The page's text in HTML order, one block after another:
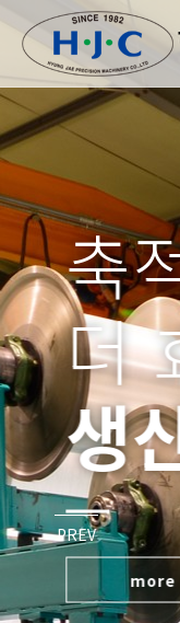
축
더
생
more
PREV